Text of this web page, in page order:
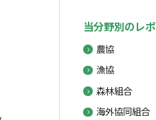
当分野別のレ
農協
漁協
森林組合
海外協同組合